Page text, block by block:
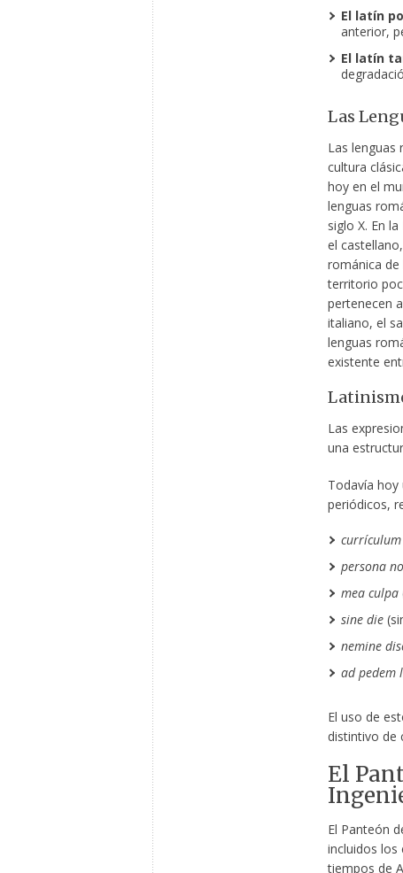
El latín
anterior,
El latín
Las
Las lenguas
cultura
hoy en el
lenguas
siglo X. En
el
románica de
territorio
pertenecen
italiano, el
lenguas
existente
Las
una
Todavía hoy
periódicos,
persona
mea culpa
sine die
nemine
ad pedem
El uso de
distintivo de
El
El Panteón
incluidos los
tiempos de